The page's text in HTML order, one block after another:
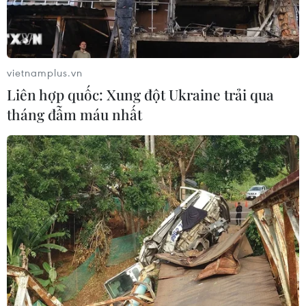
cao
05/08/2026 22:58
CƠ QUAN CHỦ QUẢN: THÔNG TẤN XÃ VIỆT NAM
Tổng Biên tập: TRẦN TIẾN DUẨN
Phó Tổng Biên tập: NGUYỄN THỊ TÁM, KHÚC THANH
THỦY
Sở hữu trí tuệ
Quy định sử dụng
vietnamplus.vn
Liên hợp quốc: Xung đột Ukraine trải qua
tháng đẫm máu nhất